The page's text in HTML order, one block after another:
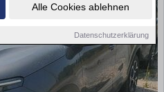
Alle Cookies ablehnen
Datenschutzerklärung